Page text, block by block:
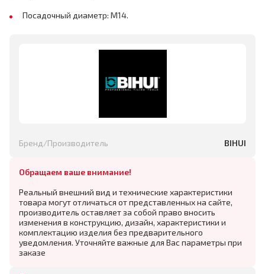
Посадочный диаметр: М14.
Бренд/Производитель BIHUI
Обращаем ваше внимание!
Реальный внешний вид и технические характеристики
товара могут отличаться от представленных на сайте,
производитель оставляет за собой право вносить
изменения в конструкцию, дизайн, характеристики и
комплектацию изделия без предварительного
уведомления. Уточняйте важные для Вас параметры при
заказе